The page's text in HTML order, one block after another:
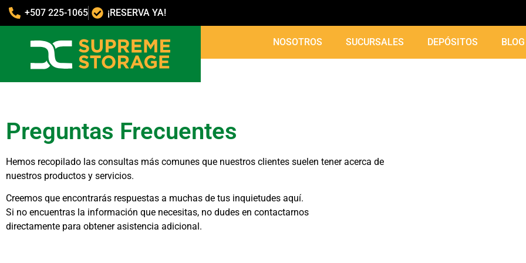
+507 225-1065 ¡RESERVA YA!
NOSOTROS SUCURSALES DEPÓSITOS BLOG
Preguntas Frecuentes
Hemos recopilado las consultas más comunes que nuestros clientes suelen tener acerca de
nuestros productos y servicios.
Creemos que encontrarás respuestas a muchas de tus inquietudes aquí.
Si no encuentras la información que necesitas, no dudes en contactarnos
directamente para obtener asistencia adicional.